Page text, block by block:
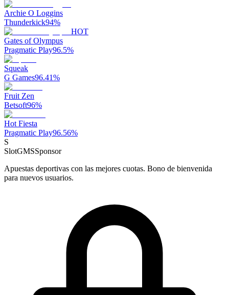
Archie O Loggins
Thunderkick94%
HOT
Gates of Olympus
Pragmatic Play96.5%
Squeak
G Games96.41%
Fruit Zen
Betsoft96%
Hot Fiesta
Pragmatic Play96.56%
S
SlotGMSSponsor
Apuestas deportivas con las mejores cuotas. Bono de bienvenida
para nuevos usuarios.